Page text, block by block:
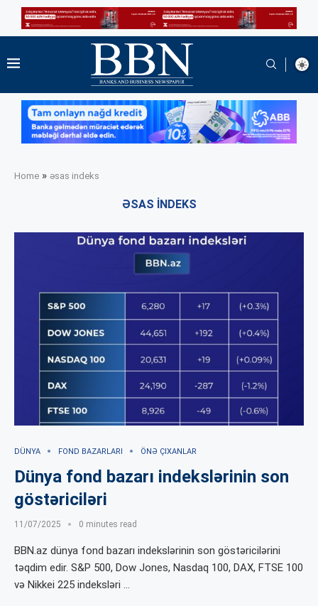
Home » əsas indeks
ƏSAS INDEKS
DÜNYA FOND BAZARLARI ÖNƏ ÇIXANLAR
Dünya fond bazarı indekslərinin son
göstəriciləri
11/07/2025 0 minutes read
BBN.az dünya fond bazarı indekslərinin son göstəricilərini
təqdim edir. S&P 500, Dow Jones, Nasdaq 100, DAX, FTSE 100
və Nikkei 225 indeksləri …